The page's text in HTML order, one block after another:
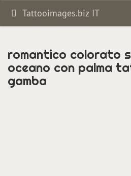
Tattooimages.biz IT
romantico colorato
oceano con palma
gamba